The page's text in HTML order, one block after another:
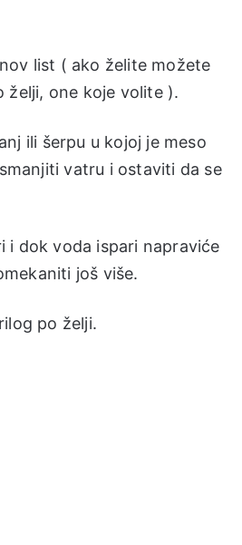
list ( ako želite možete
želji, one koje volite ).
ili šerpu u kojoj je meso
vatru i ostaviti da se
i dok voda ispari napraviće
još više.
po želji.